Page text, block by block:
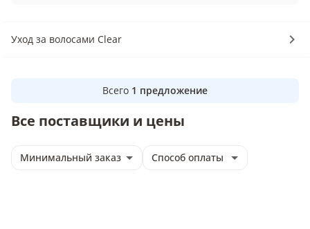
Уход за волосами Clear
Всего 1 предложение
Все поставщики и цены
Минимальный заказ Способ оплаты